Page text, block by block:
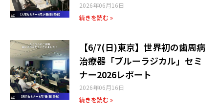
2026年06月16日
続きを読む »
【6/7(日)東京】世界初の歯周病
治療器「ブルーラジカル」セミ
ナー2026レポート
2026年06月16日
続きを読む »